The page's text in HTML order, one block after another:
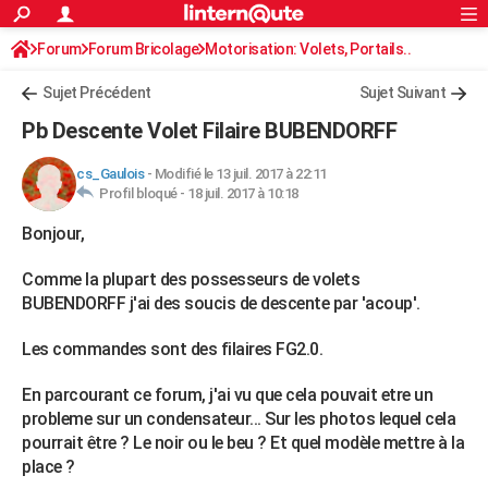
ACTUALITÉS
Politique
Société
Faits Divers
Education
Monde
Villes
+
FINANCE
Retraite
Impôts
Epargne
Immobilier
Risques naturels par ville
Banque
Assurance
Crédit
AUTO
Essais
Réserver un essai
Citadines
Berlines
SUV
Forum auto
+HIGH-TECH
Mobiles
Meilleur smartphone
Internet
Ordinateurs
Jeux vidéo
Guide high-tech
+
Art de vivre
Bien-être
Loisirs
Mode
Modes de vie
SANTE
Alimentation
Guide de la santé
Maladies
Médicaments
Sommeil
VOYAGE
Rechercher
S'inscrire
Connexion
Forum Forum Bricolage Motorisation: Volets, Portails..
Sujet Précédent Sujet Suivant
Pb Descente Volet Filaire BUBENDORFF
cs_Gaulois- Modifié le 13 juil. 2017 à 22:11
Profil bloqué - 18 juil. 2017 à 10:18
Bonjour,
Comme la plupart des possesseurs de volets
BUBENDORFF j'ai des soucis de descente par 'acoup'.
Les commandes sont des filaires FG2.0.
En parcourant ce forum, j'ai vu que cela pouvait etre un
probleme sur un condensateur... Sur les photos lequel cela
pourrait être ? Le noir ou le beu ? Et quel modèle mettre à la
place ?